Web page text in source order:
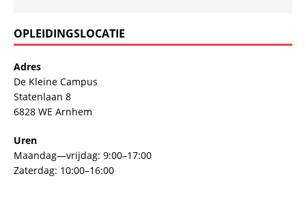
OPLEIDINGSLOCATIE
Adres
De Kleine Campus
Statenlaan 8
6828 WE Arnhem
Uren
Maandag—vrijdag: 9:00–17:00
Zaterdag: 10:00–16:00